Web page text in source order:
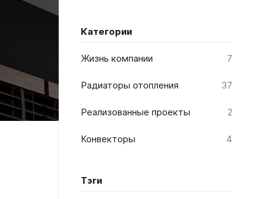
Завалинки
Завалинка Гармония
Завалинка РС
Категории
Жизнь компании 7
Радиаторы отопления 37
Реализованные проекты 2
Конвекторы 4
Тэги